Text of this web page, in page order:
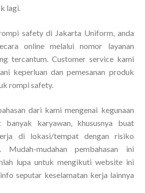
lagi.
safety di Jakarta Uniform, anda
online melalui nomor layanan
tercantum. Customer service kami
keperluan dan pemesanan produk
rompi safety.
dari kami mengenai kegunaan
karyawan, khususnya buat
di lokasi/tempat dengan risiko
Mudah-mudahan pembahasan ini
lupa untuk mengikuti website ini
seputar keselamatan kerja lainnya